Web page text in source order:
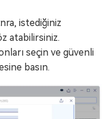
istediğiniz
atabilirsiniz.
seçin ve güvenli
basın.